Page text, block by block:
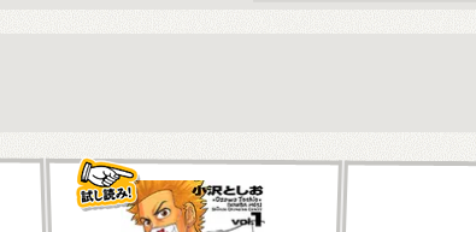
すべて